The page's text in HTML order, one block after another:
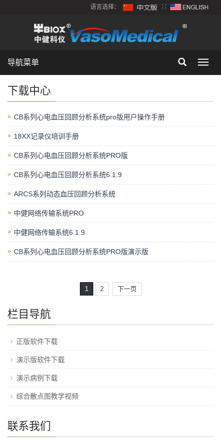
语言选择： ∷
导航菜单
下载中心
CB系列心电血压回顾分析系统pro版用户操作手册
18XX记录仪培训手册
CB系列心电血压回顾分析系统PRO版
CB系列心电血压回顾分析系统6.1.9
ARCS系列动态血压回顾分析系统
中健网络传输系统PRO
中健网络传输系统6.1.9
CB系列心电血压回顾分析系统PRO版演示版
1 2 下一页
栏目导航
正版软件下载
演示版软件下载
演示病例下载
综合散点图教学视频
联系我们